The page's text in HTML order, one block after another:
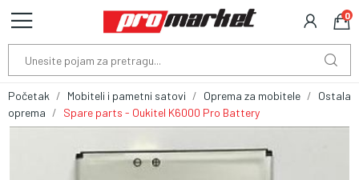
0
Početak Mobiteli i pametni satovi Oprema za mobitele
Ostala
oprema
Spare parts - Oukitel K6000 Pro Battery